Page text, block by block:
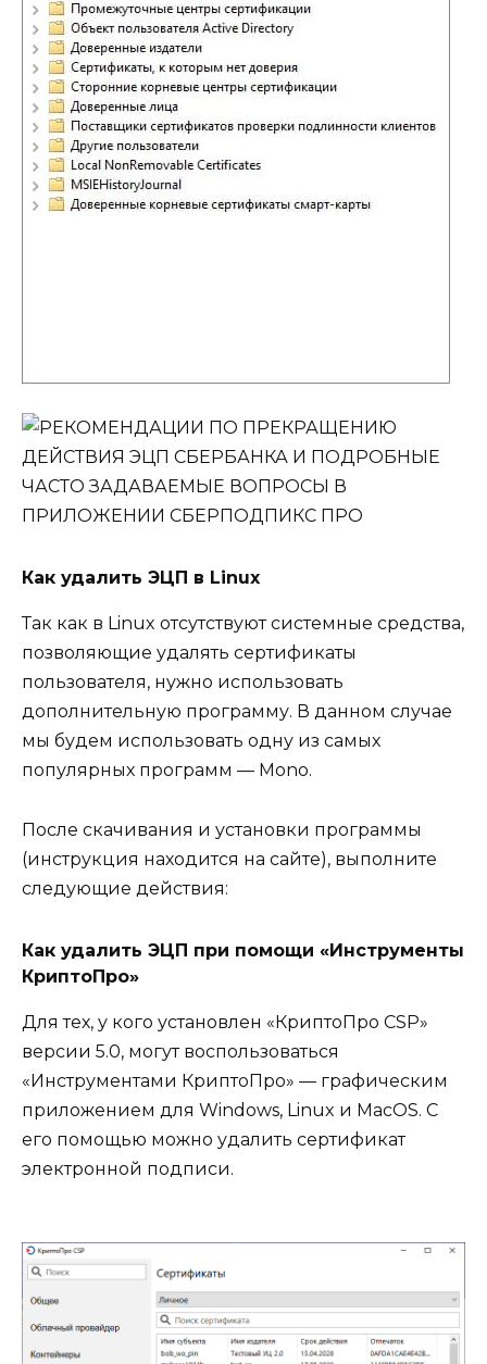
Как удалить ЭЦП в Linux
Так как в Linux отсутствуют системные средства,
позволяющие удалять сертификаты
пользователя, нужно использовать
дополнительную программу. В данном случае
мы будем использовать одну из самых
популярных программ — Mono.
После скачивания и установки программы
(инструкция находится на сайте), выполните
следующие действия:
Как удалить ЭЦП при помощи «Инструменты
КриптоПро»
Для тех, у кого установлен «КриптоПро CSP»
версии 5.0, могут воспользоваться
«Инструментами КриптоПро» — графическим
приложением для Windows, Linux и MacOS. С
его помощью можно удалить сертификат
электронной подписи.